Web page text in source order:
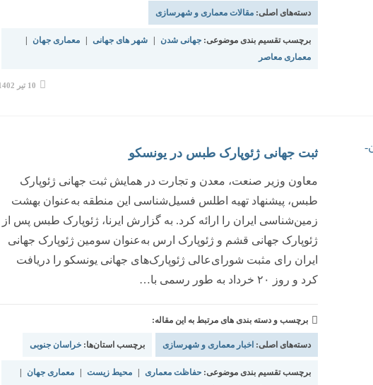
دسته‌های اصلی: مقالات معماری و شهرسازی
برچسب تقسیم بندی موضوعی: جهانی شدن شهر های جهانی معماری جهان
معماری معاصر
نوشته
منتشر
10 تیر 1402
ثبت جهانی ژئوپارک طبس در یونسکو
معاون وزیر صنعت، معدن و تجارت در همایش ثبت جهانی ژئوپارک
طبس، پیشنهاد تهیه اطلس فسیل‌شناسی این منطقه به‌عنوان بهشت
زمین‌شناسی ایران را ارائه کرد. به گزارش ایرنا، ژئوپارک طبس پس از
ژئوپارک جهانی قشم و ژئوپارک ارس به‌عنوان سومین ژئوپارک جهانی
ایران رای مثبت شورای‌عالی ژئوپارک‌های جهانی یونسکو را دریافت
کرد و روز ۲۰ خرداد به ‌طور رسمی با…
برچسب و دسته بندی های مرتبط به این مقاله:
دسته‌های اصلی: اخبار معماری و شهرسازی برچسب استان‌ها: خراسان جنوبی
برچسب تقسیم بندی موضوعی: حفاظت معماری محیط زیست معماری جهان